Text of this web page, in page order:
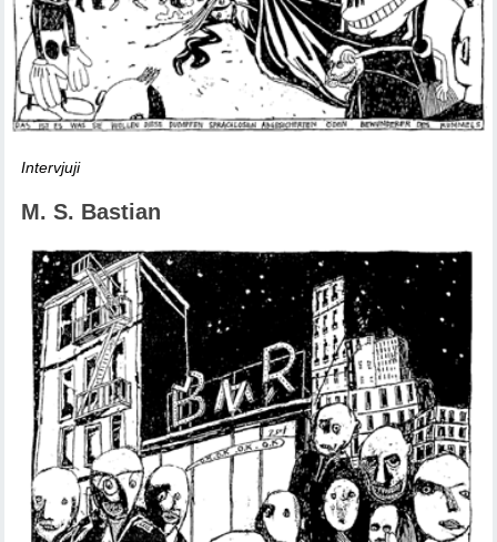
Intervjuji
M. S. Bastian